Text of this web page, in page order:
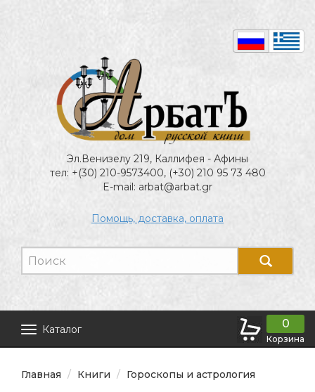
Эл.Венизелу 219, Каллифея - Афины
тел: +(30) 210-9573400, (+30) 210 95 73 480
E-mail: arbat@arbat.gr
Помощь, доставка, оплата
Каталог 0
Корзина
Главная Книги Гороскопы и астрология